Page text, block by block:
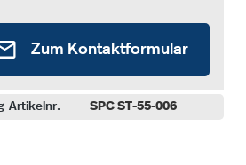
Zum Kontaktformular
Artikelnr. SPC ST-55-006